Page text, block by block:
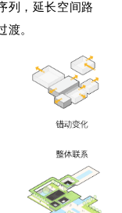
列，延长空间路
渡。